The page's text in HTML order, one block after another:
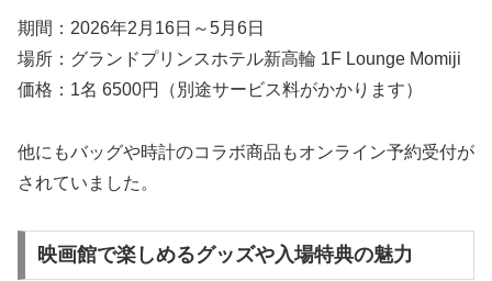
期間：2026年2月16日～5月6日
場所：グランドプリンスホテル新高輪 1F Lounge Momiji
価格：1名 6500円（別途サービス料がかかります）
他にもバッグや時計のコラボ商品もオンライン予約受付が
されていました。
映画館で楽しめるグッズや入場特典の魅力